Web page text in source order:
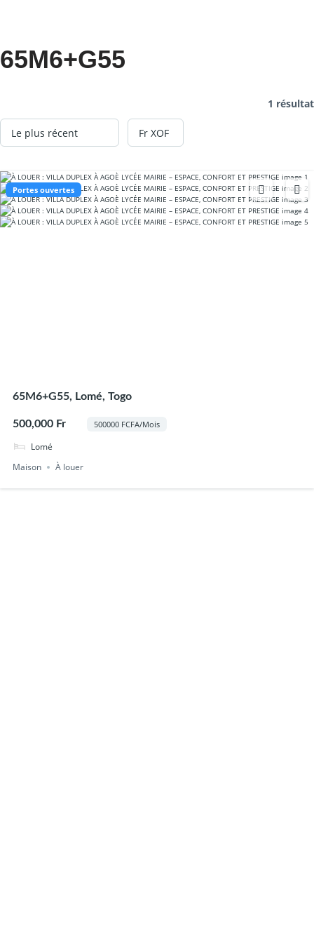
65M6+G55
1 résultat
Portes ouvertes
65M6+G55, Lomé, Togo
500,000 Fr 500000 FCFA/Mois
Lomé
Maison
À louer